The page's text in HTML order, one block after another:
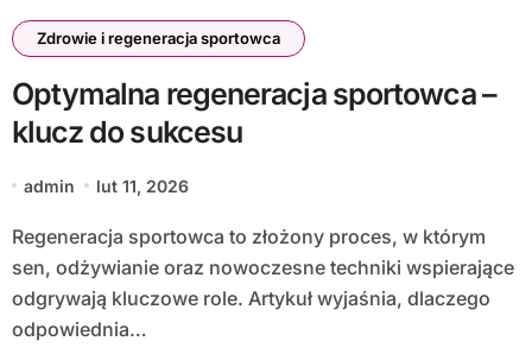
Zdrowie i regeneracja sportowca
Optymalna regeneracja sportowca –
klucz do sukcesu
admin lut 11, 2026
Regeneracja sportowca to złożony proces, w którym
sen, odżywianie oraz nowoczesne techniki wspierające
odgrywają kluczowe role. Artykuł wyjaśnia, dlaczego
odpowiednia…